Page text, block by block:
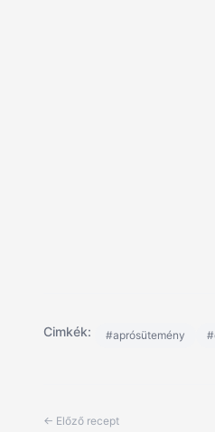
Cimkék: #aprósütemény
← Előző recept